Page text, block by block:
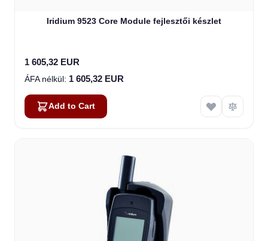
Iridium 9523 Core Module fejlesztői készlet
1 605,32 EUR
1 605,32 EUR
Add to Cart